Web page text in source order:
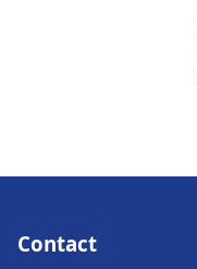
Contact